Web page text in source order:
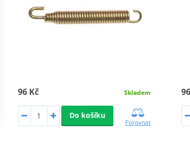
96 Kč Skladem
Do košíku
Porovnat